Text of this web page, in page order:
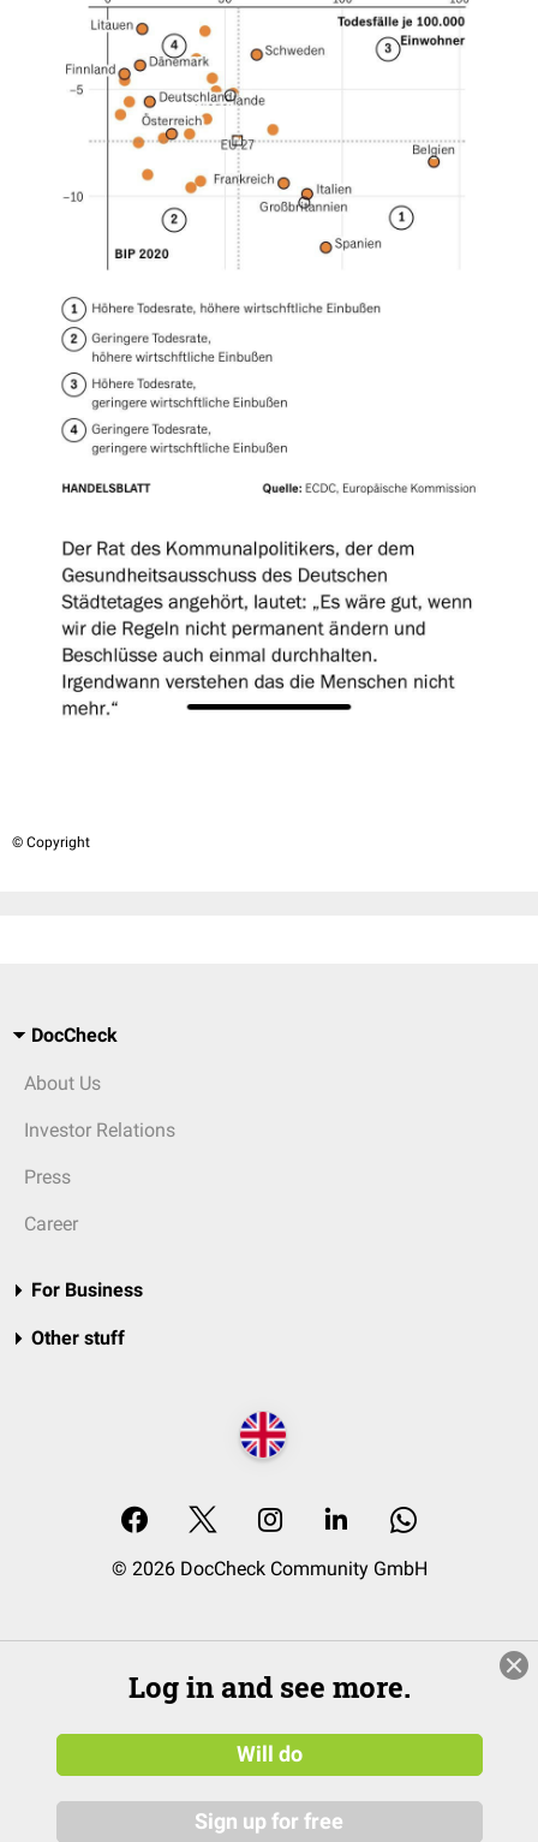
© Copyright
DocCheck
About Us
Investor Relations
Press
Career
For Business
Other stuff
© 2026 DocCheck Community GmbH
Log in and see more.
Will do
Sign up for free